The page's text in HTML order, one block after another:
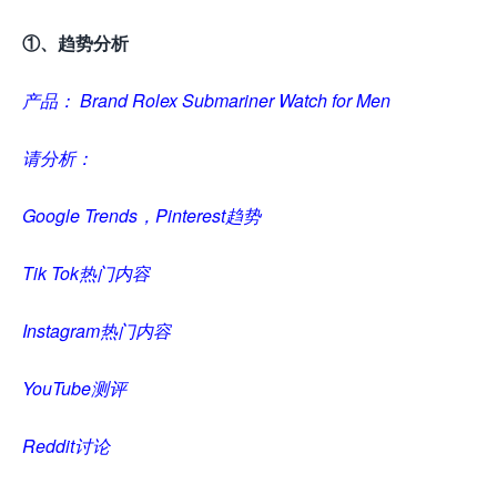
①、趋势分析
产品： Brand Rolex Submariner Watch for Men
请分析：
Google Trends，Pinterest趋势
Tik Tok热门内容
Instagram热门内容
YouTube测评
Reddit讨论